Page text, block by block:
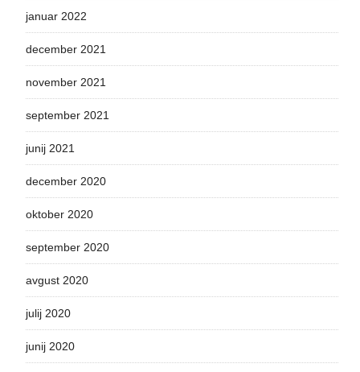
januar 2022
december 2021
november 2021
september 2021
junij 2021
december 2020
oktober 2020
september 2020
avgust 2020
julij 2020
junij 2020